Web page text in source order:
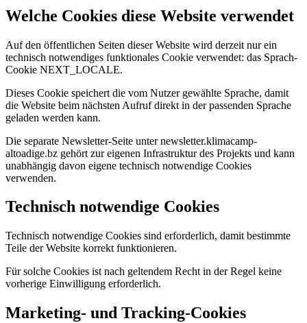
Welche Cookies diese Website verwendet
Auf den öffentlichen Seiten dieser Website wird derzeit nur ein
technisch notwendiges funktionales Cookie verwendet: das Sprach-
Cookie NEXT_LOCALE.
Dieses Cookie speichert die vom Nutzer gewählte Sprache, damit
die Website beim nächsten Aufruf direkt in der passenden Sprache
geladen werden kann.
Die separate Newsletter-Seite unter newsletter.klimacamp-
altoadige.bz gehört zur eigenen Infrastruktur des Projekts und kann
unabhängig davon eigene technisch notwendige Cookies
verwenden.
Technisch notwendige Cookies
Technisch notwendige Cookies sind erforderlich, damit bestimmte
Teile der Website korrekt funktionieren.
Für solche Cookies ist nach geltendem Recht in der Regel keine
vorherige Einwilligung erforderlich.
Marketing- und Tracking-Cookies